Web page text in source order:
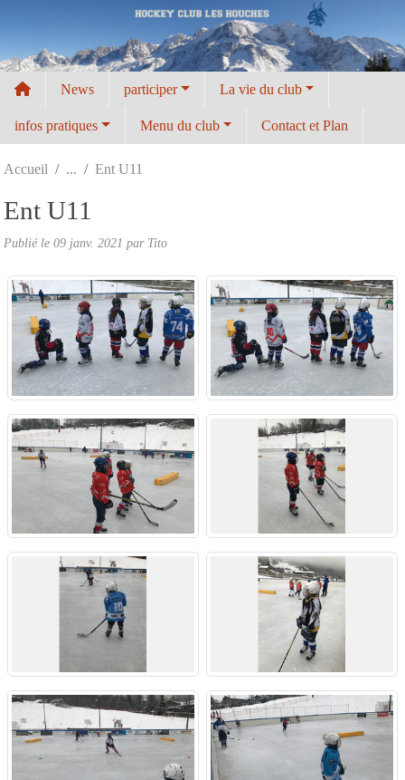
News participer La vie du club
infos pratiques Menu du club Contact et Plan
Accueil Ent U11
Ent U11
Publié le 09 janv. 2021 par Tito
Panneau de gestion des cookies